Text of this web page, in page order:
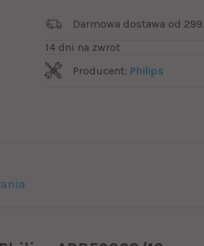
Darmowa dostawa od
14 dni na zwrot
Producent: Philips